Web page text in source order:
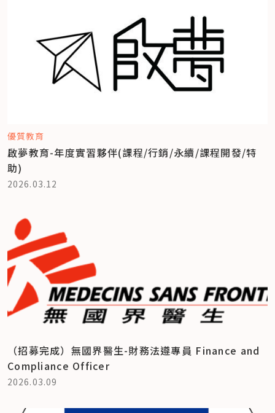
優質教育
啟夢教育-年度實習夥伴(課程/行銷/永續/課程開發/特
助)
2026.03.12
（招募完成）無國界醫生-財務法遵專員 Finance and
Compliance Officer
2026.03.09